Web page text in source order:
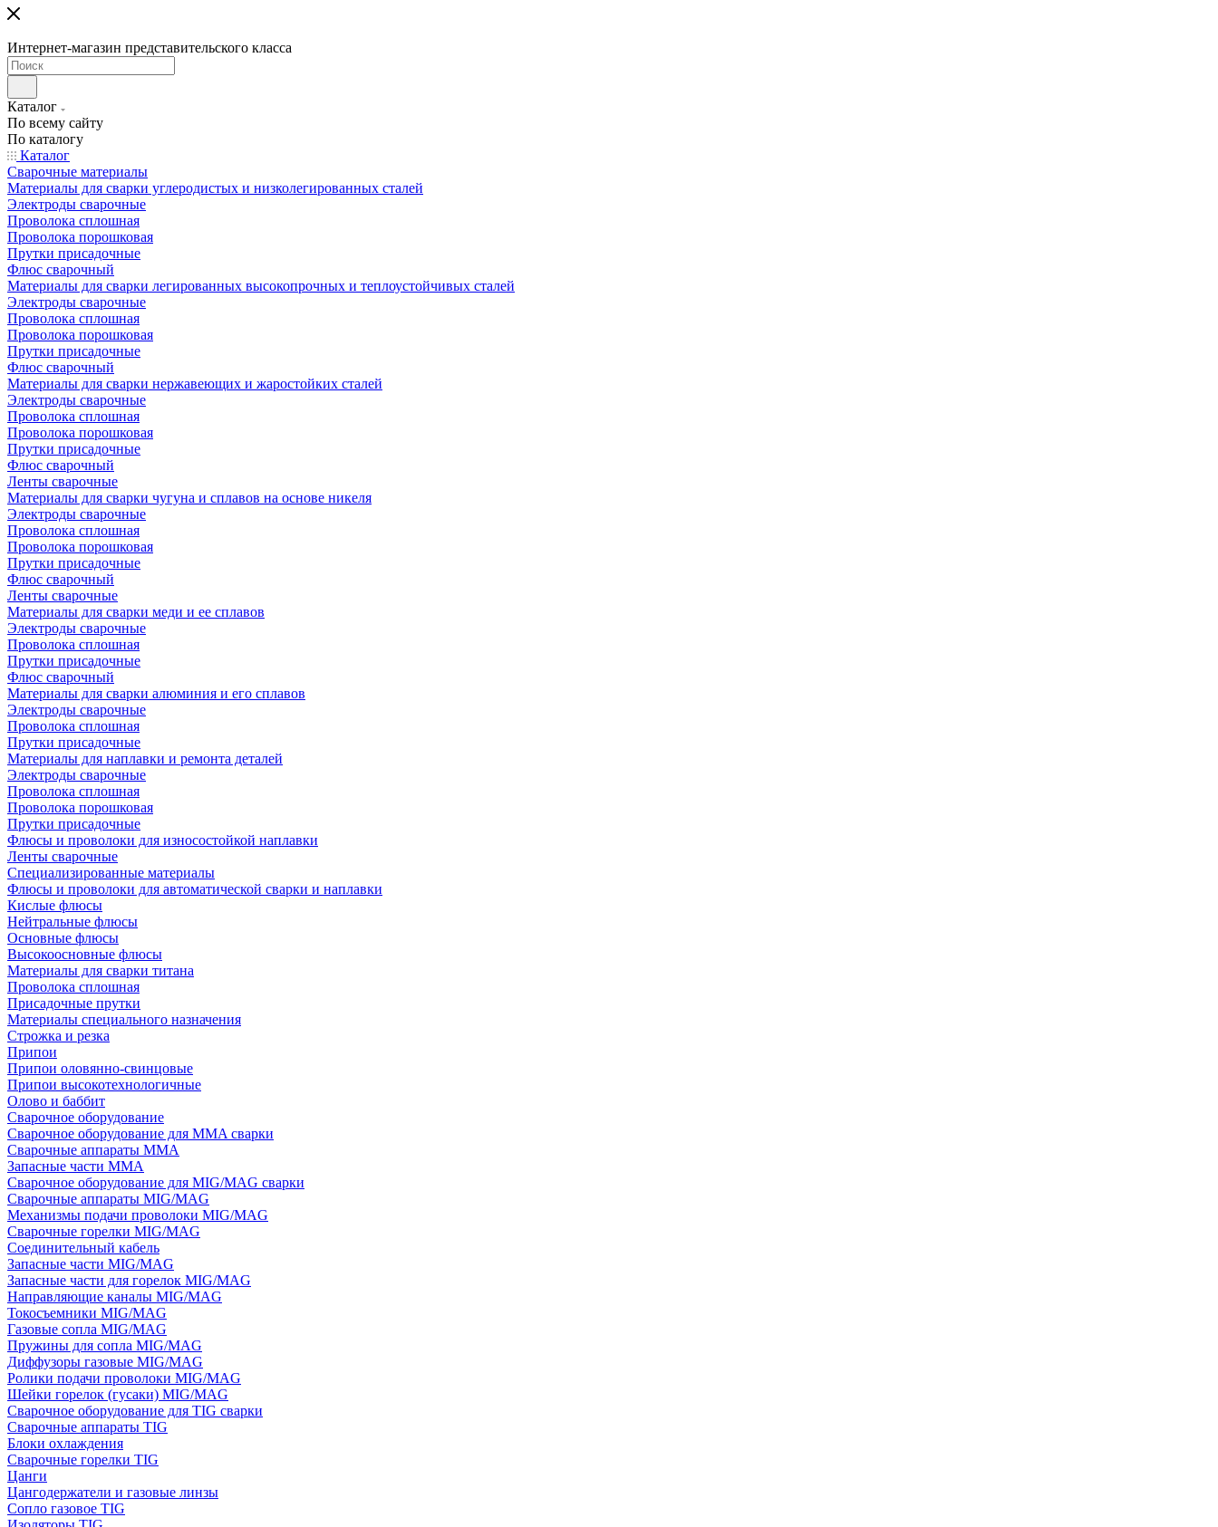
Интернет-магазин представительского класса
Каталог
По всему сайту
По каталогу
Каталог
Сварочные материалы
Материалы для сварки углеродистых и низколегированных сталей
Электроды сварочные
Проволока сплошная
Проволока порошковая
Прутки присадочные
Флюс сварочный
Материалы для сварки легированных высокопрочных и теплоустойчивых сталей
Электроды сварочные
Проволока сплошная
Проволока порошковая
Прутки присадочные
Флюс сварочный
Материалы для сварки нержавеющих и жаростойких сталей
Электроды сварочные
Проволока сплошная
Проволока порошковая
Прутки присадочные
Флюс сварочный
Ленты сварочные
Материалы для сварки чугуна и сплавов на основе никеля
Электроды сварочные
Проволока сплошная
Проволока порошковая
Прутки присадочные
Флюс сварочный
Ленты сварочные
Материалы для сварки меди и ее сплавов
Электроды сварочные
Проволока сплошная
Прутки присадочные
Флюс сварочный
Материалы для сварки алюминия и его сплавов
Электроды сварочные
Проволока сплошная
Прутки присадочные
Материалы для наплавки и ремонта деталей
Электроды сварочные
Проволока сплошная
Проволока порошковая
Прутки присадочные
Флюсы и проволоки для износостойкой наплавки
Ленты сварочные
Специализированные материалы
Флюсы и проволоки для автоматической сварки и наплавки
Кислые флюсы
Нейтральные флюсы
Основные флюсы
Высокоосновные флюсы
Материалы для сварки титана
Проволока сплошная
Присадочные прутки
Материалы специального назначения
Строжка и резка
Припои
Припои оловянно-свинцовые
Припои высокотехнологичные
Олово и баббит
Сварочное оборудование
Сварочное оборудование для MMA сварки
Сварочные аппараты MMA
Запасные части MMA
Сварочное оборудование для MIG/MAG сварки
Сварочные аппараты MIG/MAG
Механизмы подачи проволоки MIG/MAG
Сварочные горелки MIG/MAG
Соединительный кабель
Запасные части MIG/MAG
Запасные части для горелок MIG/MAG
Направляющие каналы MIG/MAG
Токосъемники MIG/MAG
Газовые сопла MIG/MAG
Пружины для сопла MIG/MAG
Диффузоры газовые MIG/MAG
Ролики подачи проволоки MIG/MAG
Шейки горелок (гусаки) MIG/MAG
Сварочное оборудование для TIG сварки
Сварочные аппараты TIG
Блоки охлаждения
Сварочные горелки TIG
Цанги
Цангодержатели и газовые линзы
Сопло газовое TIG